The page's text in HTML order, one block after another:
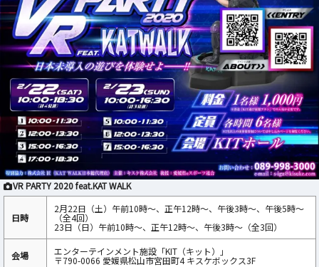
VR PARTY 2020 feat.KAT WALK
日時
2月22日（土）午前10時～、正午12時～、午後3時～、午後5時～
（全4回）
23日（日）午前10時～、正午12時～、午後3時～（全3回）
会場 エンターテインメント施設「KIT（キット）」
〒790-0066 愛媛県松山市宮田町4 キスケボックス3F